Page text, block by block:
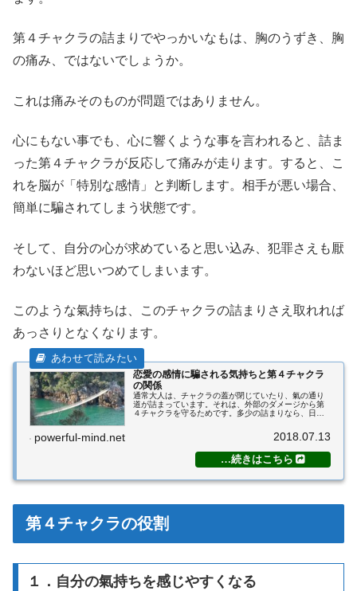
第４チャクラの詰まりでやっかいなもは、胸のうずき、胸
の痛み、ではないでしょうか。
これは痛みそのものが問題ではありません。
心にもない事でも、心に響くような事を言われると、詰ま
った第４チャクラが反応して痛みが走ります。すると、こ
れを脳が「特別な感情」と判断します。相手が悪い場合、
簡単に騙されてしまう状態です。
そして、自分の心が求めていると思い込み、犯罪さえも厭
わないほど思いつめてしまいます。
このような氣持ちは、このチャクラの詰まりさえ取れれば
あっさりとなくなります。
恋愛の感情に騙される気持ちと第４チャクラ
の関係
通常大人は、チャクラの蓋が閉じていたり、氣の通り
道が詰まっています。それは、外部のダメージから第
４チャクラを守るためです。多少の詰まりなら、日常
のなら、必要なものとさえ言えます。（なので、当
powerful-mind.net 2018.07.13
第４チャクラの役割
１．自分の氣持ちを感じやすくなる